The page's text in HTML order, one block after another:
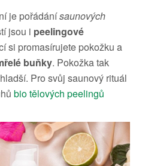
je pořádánísaunových
jsou i peelingové
si promasírujete pokožku a
buňky. Pokožka tak
Pro svůj saunový rituál
bio tělových peelingů